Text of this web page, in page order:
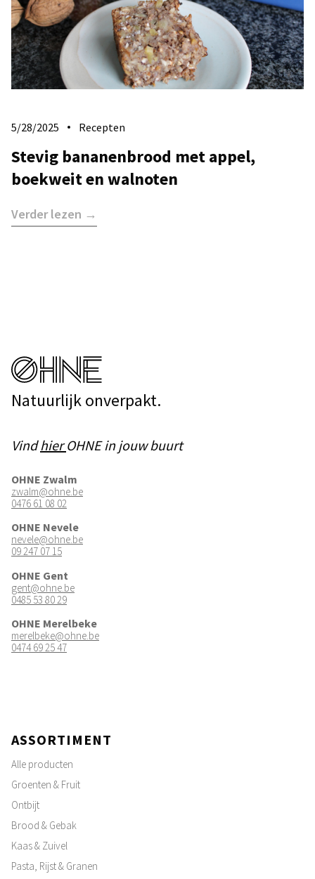
5/28/2025 Recepten
Stevig bananenbrood met appel,
boekweit en walnoten
Verder lezen →
Natuurlijk onverpakt.
VindhierOHNE in jouw buurt
OHNE Zwalm
zwalm@ohne.be
0476 61 08 02
OHNE Nevele
nevele@ohne.be
09 247 07 15
OHNE Gent
gent@ohne.be
0485 53 80 29
OHNE Merelbeke
merelbeke@ohne.be
0474 69 25 47
ASSORTIMENT
Alle producten
Groenten & Fruit
Ontbijt
Brood & Gebak
Kaas & Zuivel
Pasta, Rijst & Granen